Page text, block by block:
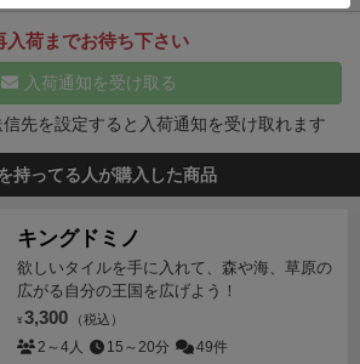
る色のお客さんをその場所に送り届ける事
，ご褒美として自機を改良することができ
れば改良するほど有利になるため，基本的
まい事かみ合うダイスを乗せてフライトし
にランダムに配置されるカラフルなキュー
のキューブと同じ色のダイスをお届けすれ
のチャンス！しかし，一度に飛行機に乗せ
スは初期状態だと1色のみ。行き先として
使用する事で，そのカードに書いてある場
1個を送り届けられる仕組みです。いろん
スを一度に！とはなりません。
カードは持ってないけどどうしても行きた
光客
採掘者 （ドーソン・シティはゴールドラッ
たそうです）
冒険家
師（作者の母親が医師だった）
イスドラフトとピック＆デリバリー】
日の６日間で水上機を飛ばし、もっともお
プレイヤーの勝利です。１日は４つのフェ
されます。
ズ
ェイズ
し、お客さんの目的に合った目的地に着く
改良できるボーナスがあります。飛行機の
ゲームのキーとなり、おすすめポイントで
飛行機の能力が低いので、あまり遠くには
が、条件を満たすことで飛行機の性能を上
でき、より遠くへ（遠い方が運賃も高
なります。さらに、この飛行機カードが非
きており、計器盤の雰囲気が良く出ていま
るたびに性能がアップしていることが実感
乗せたお客さんによっては好みではない遠
入荷までお待ち下さい
入荷通知を受け取る
先を設定すると入荷通知を受け取れます
持ってる人が購入した商品
キングドミノ
欲しいタイルを手に入れて、森や海、草原の
広がる自分の王国を広げよう！
¥ 3,300 （税込）
2～4人 15～20分 49件